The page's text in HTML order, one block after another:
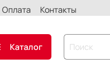
Оплата Контакты
Каталог